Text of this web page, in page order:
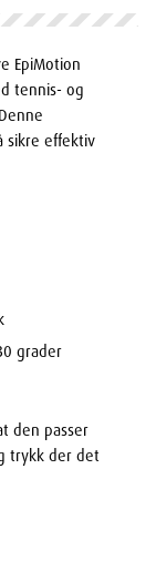
EpiMotion
tennis- og
sikre effektiv
grader
den passer
trykk der det